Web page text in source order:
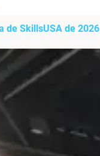
de SkillsUSA de 2026